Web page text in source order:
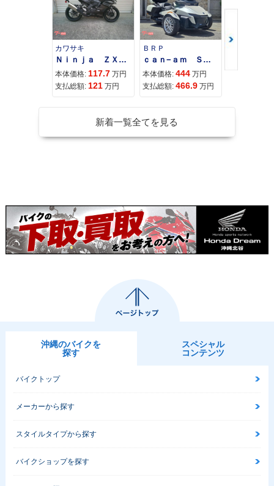
カワサキ
Ｎｉｎｊａ ＺＸ−４Ｒ ＳＥ
本体価格: 117.7 万円
支払総額: 121 万円
ＢＲＰ
ｃａｎ−ａｍ ＳＰＹＤＥＲ ＲＴ ＬＩＭＩＴＥＤ
本体価格: 444 万円
支払総額: 466.9 万円
新着一覧全てを見る
沖縄のバイクを
探す
スペシャル
コンテンツ
バイクトップ
メーカーから探す
スタイルタイプから探す
バイクショップを探す